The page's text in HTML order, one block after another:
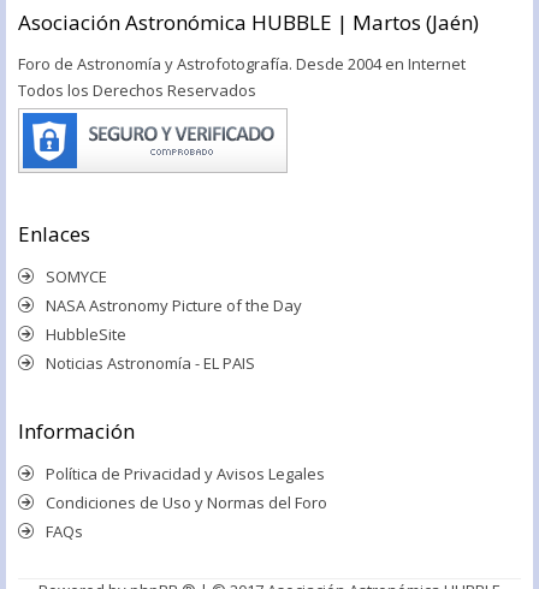
Asociación Astronómica HUBBLE | Martos (Jaén)
Foro de Astronomía y Astrofotografía. Desde 2004 en Internet
Todos los Derechos Reservados
Enlaces
SOMYCE
NASA Astronomy Picture of the Day
HubbleSite
Noticias Astronomía - EL PAIS
Información
Política de Privacidad y Avisos Legales
Condiciones de Uso y Normas del Foro
FAQs